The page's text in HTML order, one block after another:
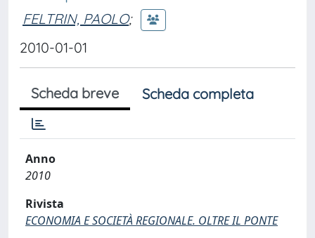
FELTRIN, PAOLO;
2010-01-01
Scheda breve Scheda completa
Anno
2010
Rivista
ECONOMIA E SOCIETÀ REGIONALE. OLTRE IL PONTE